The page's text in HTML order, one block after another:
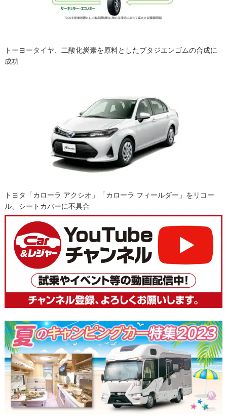
トーヨータイヤ、二酸化炭素を原料としたブタジエンゴムの合成に
成功
トヨタ「カローラ アクシオ」「カローラ フィールダー」をリコー
ル、シートカバーに不具合